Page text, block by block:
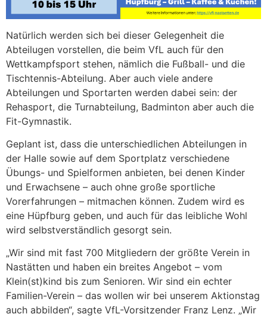
Natürlich werden sich bei dieser Gelegenheit die
Abteilugen vorstellen, die beim VfL auch für den
Wettkampfsport stehen, nämlich die Fußball- und die
Tischtennis-Abteilung. Aber auch viele andere
Abteilungen und Sportarten werden dabei sein: der
Rehasport, die Turnabteilung, Badminton aber auch die
Fit-Gymnastik.
Geplant ist, dass die unterschiedlichen Abteilungen in
der Halle sowie auf dem Sportplatz verschiedene
Übungs- und Spielformen anbieten, bei denen Kinder
und Erwachsene – auch ohne große sportliche
Vorerfahrungen – mitmachen können. Zudem wird es
eine Hüpfburg geben, und auch für das leibliche Wohl
wird selbstverständlich gesorgt sein.
„Wir sind mit fast 700 Mitgliedern der größte Verein in
Nastätten und haben ein breites Angebot – vom
Klein(st)kind bis zum Senioren. Wir sind ein echter
Familien-Verein – das wollen wir bei unserem Aktionstag
auch abbilden“, sagte VfL-Vorsitzender Franz Lenz. „Wir